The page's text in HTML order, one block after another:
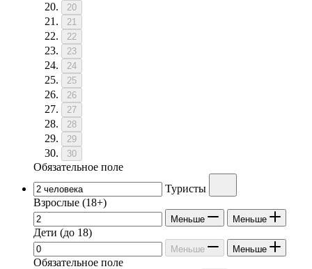
20
21
22
23
24
25
26
27
28
29
30
Обязательное поле
Туристы
Взрослые (18+)
Меньше Меньше
Дети (до 18)
Меньше Меньше
Обязательное поле